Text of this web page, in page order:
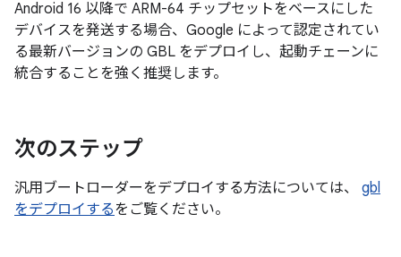
Android 16 以降で ARM-64 チップセットをベースにした
デバイスを発送する場合、Google によって認定されてい
る最新バージョンの GBL をデプロイし、起動チェーンに
統合することを強く推奨します。
次のステップ
汎用ブートローダーをデプロイする方法については、 gbl
をデプロイするをご覧ください。